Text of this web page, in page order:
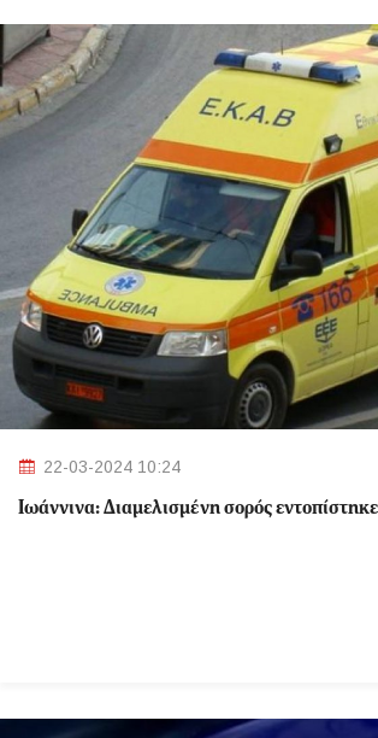
22-03-2024 10:24
Ιωάννινα: Διαμελισμένη σορός